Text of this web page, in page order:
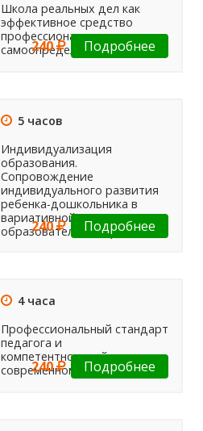
Школа реальных дел как
эффективное средство
профессионального
самоопределения учащихся
240 Подробнее
5 часов
Индивидуализация
образования.
Сопровождение
индивидуального развития
ребенка-дошкольника в
вариативной
образовательной среде
240 Подробнее
4 часа
Профессиональный стандарт
педагога и
компетентностный подход в
современном образовании
240 Подробнее